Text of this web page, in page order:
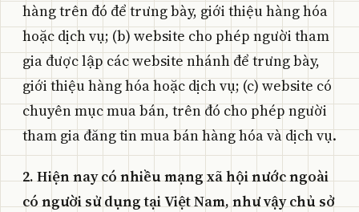
hàng trên đó để trưng bày, giới thiệu hàng hóa
hoặc dịch vụ; (b) website cho phép người tham
gia được lập các website nhánh để trưng bày,
giới thiệu hàng hóa hoặc dịch vụ; (c) website có
chuyên mục mua bán, trên đó cho phép người
tham gia đăng tin mua bán hàng hóa và dịch vụ.
2. Hiện nay có nhiều mạng xã hội nước ngoài
có người sử dụng tại Việt Nam, như vậy chủ sở